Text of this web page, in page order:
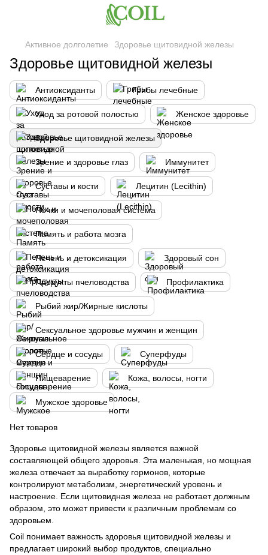
Активное долголетие Здоровье щитовидной железы
Здоровье щитовидной железы
Антиоксиданты Грибы лечебные
Уход за ротовой полостью Женское здоровье
Здоровье щитовидной железы
Зрение и здоровье глаз Иммунитет
Суставы и кости Лецитин (Lecithin)
Почки и мочеполовая система
Память и работа мозга
Печень и детоксикация Здоровый сон
Продукты пчеловодства Профилактика
Рыбий жир/Жирные кислоты
Сексуальное здоровье мужчин и женщин
Сердце и сосуды Суперфуды
Пищеварение Кожа, волосы, ногти
Мужское здоровье
Нет товаров
Здоровье щитовидной железы является важной
составляющей общего здоровья. Эта маленькая, но мощная
железа отвечает за выработку гормонов, которые
контролируют метаболизм, энергетический уровень и
настроение. Если щитовидная железа не работает должным
образом, это может привести к различным проблемам со
здоровьем.
Coil понимает важность здоровья щитовидной железы и
предлагает широкий выбор продуктов, специально